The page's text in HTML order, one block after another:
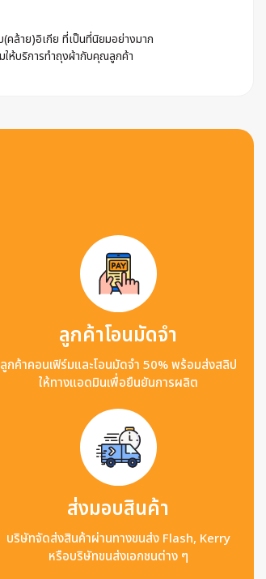
คล้าย)อิเกีย ที่เป็นที่นิยมอย่างมาก
ให้บริการทำถุงผ้ากับคุณลูกค้า
ลูกค้าโอนมัดจำ
ลูกค้าคอนเฟิร์มและโอนมัดจำ 50% พร้อมส่งสลิป
ให้ทางแอดมินเพื่อยืนยันการผลิต
ส่งมอบสินค้า
บริษัทจัดส่งสินค้าผ่านทางขนส่ง Flash, Kerry
หรือบริษัทขนส่งเอกชนต่าง ๆ